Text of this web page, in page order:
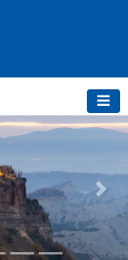
Next